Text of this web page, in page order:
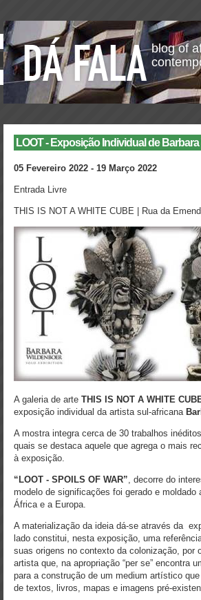
blog of
LOOT - Exposição Individual de
05 Fevereiro 2022 - 19 Março 2022
Entrada Livre
THIS IS NOT A WHITE CUBE | Rua da
A galeria de arte THIS IS NOT A WHITE
exposição individual da artista sul-africana
A mostra integra cerca de 30 trabalhos
quais se destaca aquele que agrega o mais
à exposição.
“LOOT - SPOILS OF WAR”, decorre do
modelo de significações foi gerado e
África e a Europa.
A materialização da ideia dá-se através da
lado constitui, nesta exposição, uma
suas origens no contexto da colonização, por
artista que, na apropriação “per se” encontra
para a construção de um medium artístico
de textos, livros, mapas e imagens pré-